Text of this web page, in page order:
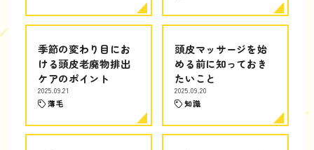
季節の変わり目にお
ける頭皮老廃物排出
ケアのポイント
2025.09.21
薄毛
頭皮マッサージを始
める前に知っておき
たいこと
2025.09.20
知識